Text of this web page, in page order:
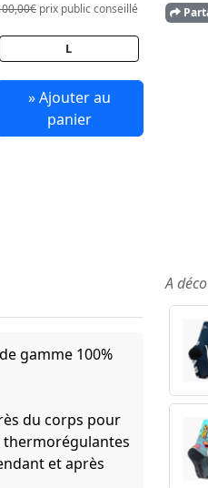
prix public conseillé
L
» Ajouter au
panier
gamme 100%
du corps pour
thermorégulantes
et après
A